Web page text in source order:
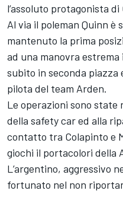
l’assoluto protagonista di
Al via il poleman Quinn
mantenuto la prima
ad una manovra
subito in seconda piazza
pilota del team Arden.
Le operazioni sono state
della safety car ed alla
contatto tra Colapinto e
giochi il portacolori della
L’argentino, aggressivo
fortunato nel non